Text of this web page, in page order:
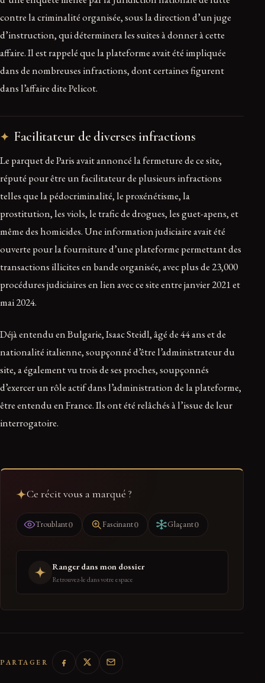
contre la criminalité organisée, sous la direction d’un juge
d’instruction, qui déterminera les suites à donner à cette
affaire. Il est rappelé que la plateforme avait été impliquée
dans de nombreuses infractions, dont certaines figurent
dans l’affaire dite Pelicot.
Facilitateur de diverses infractions
Le parquet de Paris avait annoncé la fermeture de ce site,
réputé pour être un facilitateur de plusieurs infractions
telles que la pédocriminalité, le proxénétisme, la
prostitution, les viols, le trafic de drogues, les guet-apens, et
même des homicides. Une information judiciaire avait été
ouverte pour la fourniture d’une plateforme permettant des
transactions illicites en bande organisée, avec plus de 23,000
procédures judiciaires en lien avec ce site entre janvier 2021 et
mai 2024.
Déjà entendu en Bulgarie, Isaac Steidl, âgé de 44 ans et de
nationalité italienne, soupçonné d’être l’administrateur du
site, a également vu trois de ses proches, soupçonnés
d’exercer un rôle actif dans l’administration de la plateforme,
être entendu en France. Ils ont été relâchés à l’issue de leur
interrogatoire.
Ce récit vous a marqué ?
Troublant0 Fascinant0 Glaçant0
Ranger dans mon dossier
Retrouvez-le dans votre espace
PARTAGER